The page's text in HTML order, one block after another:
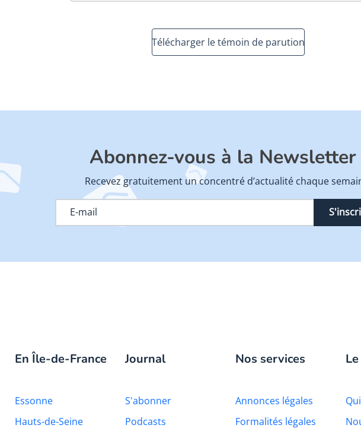
Télécharger le témoin de parution
Abonnez-vous à la Newsletter
Recevez gratuitement un concentré d’actualité chaque
En Île-de-France
Essonne
Hauts-de-Seine
Journal
S'abonner
Podcasts
Nos services
Annonces légales
Formalités légales